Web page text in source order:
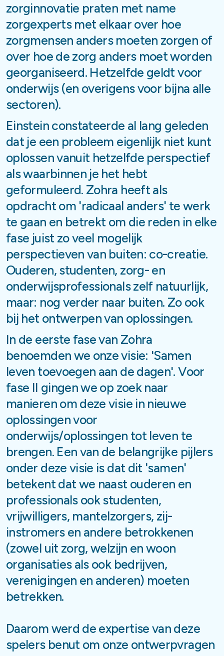
zorginnovatie praten met name
zorgexperts met elkaar over hoe
zorgmensen anders moeten zorgen of
over hoe de zorg anders moet worden
georganiseerd. Hetzelfde geldt voor
onderwijs (en overigens voor bijna alle
sectoren).
Einstein constateerde al lang geleden
dat je een probleem eigenlijk niet kunt
oplossen vanuit hetzelfde perspectief
als waarbinnen je het hebt
geformuleerd. Zohra heeft als
opdracht om 'radicaal anders' te werk
te gaan en betrekt om die reden in elke
fase juist zo veel mogelijk
perspectieven van buiten: co-creatie.
Ouderen, studenten, zorg- en
onderwijsprofessionals zelf natuurlijk,
maar: nog verder naar buiten. Zo ook
bij het ontwerpen van oplossingen.
In de eerste fase van Zohra
benoemden we onze visie: 'Samen
leven toevoegen aan de dagen'. Voor
fase II gingen we op zoek naar
manieren om deze visie in nieuwe
oplossingen voor
onderwijs/oplossingen tot leven te
brengen. Een van de belangrijke pijlers
onder deze visie is dat dit 'samen'
betekent dat we naast ouderen en
professionals ook studenten,
vrijwilligers, mantelzorgers, zij-
instromers en andere betrokkenen
(zowel uit zorg, welzijn en woon
organisaties als ook bedrijven,
verenigingen en anderen) moeten
betrekken.
Daarom werd de expertise van deze
spelers benut om onze ontwerpvragen